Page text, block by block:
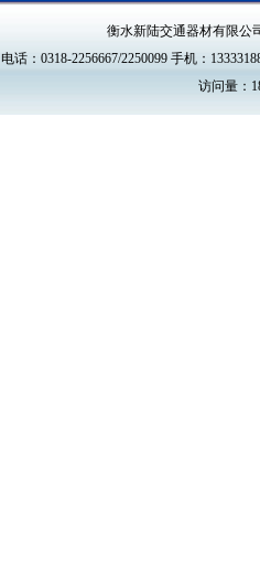
衡水新陆交通器材有限公
电话：0318-2256667/2250099 手机：
访问量：